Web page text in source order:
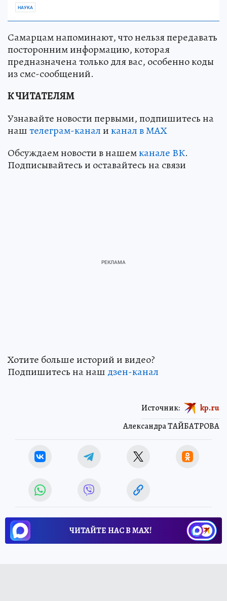
НАУКА
Самарцам напоминают, что нельзя передавать
посторонним информацию, которая
предназначена только для вас, особенно коды
из смс-сообщений.
К ЧИТАТЕЛЯМ
Узнавайте новости первыми, подпишитесь на
наштелеграм-каналиканал в МАХ
Обсуждаем новости в нашемканале ВК.
Подписывайтесь и оставайтесь на связи
Хотите больше историй и видео?
Подпишитесь на наш дзен-канал
Александра ТАЙБАТРОВА
Источник: kp.ru
ЧИТАЙТЕ НАС В МАХ!